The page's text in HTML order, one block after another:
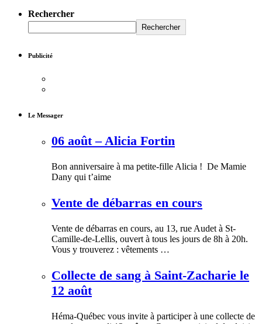
Rechercher
Rechercher
Publicité
Le Messager
06 août – Alicia Fortin
Bon anniversaire à ma petite-fille Alicia ! De Mamie
Dany qui t’aime
Vente de débarras en cours
Vente de débarras en cours, au 13, rue Audet à St-
Camille-de-Lellis, ouvert à tous les jours de 8h à 20h.
Vous y trouverez : vêtements …
Collecte de sang à Saint-Zacharie le
12 août
Héma-Québec vous invite à participer à une collecte de